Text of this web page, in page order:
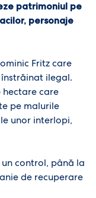
patrimoniul pe
personaje
Fritz care
ilegal.
hectare care
pe malurile
unor interlopi,
control, până la
de recuperare